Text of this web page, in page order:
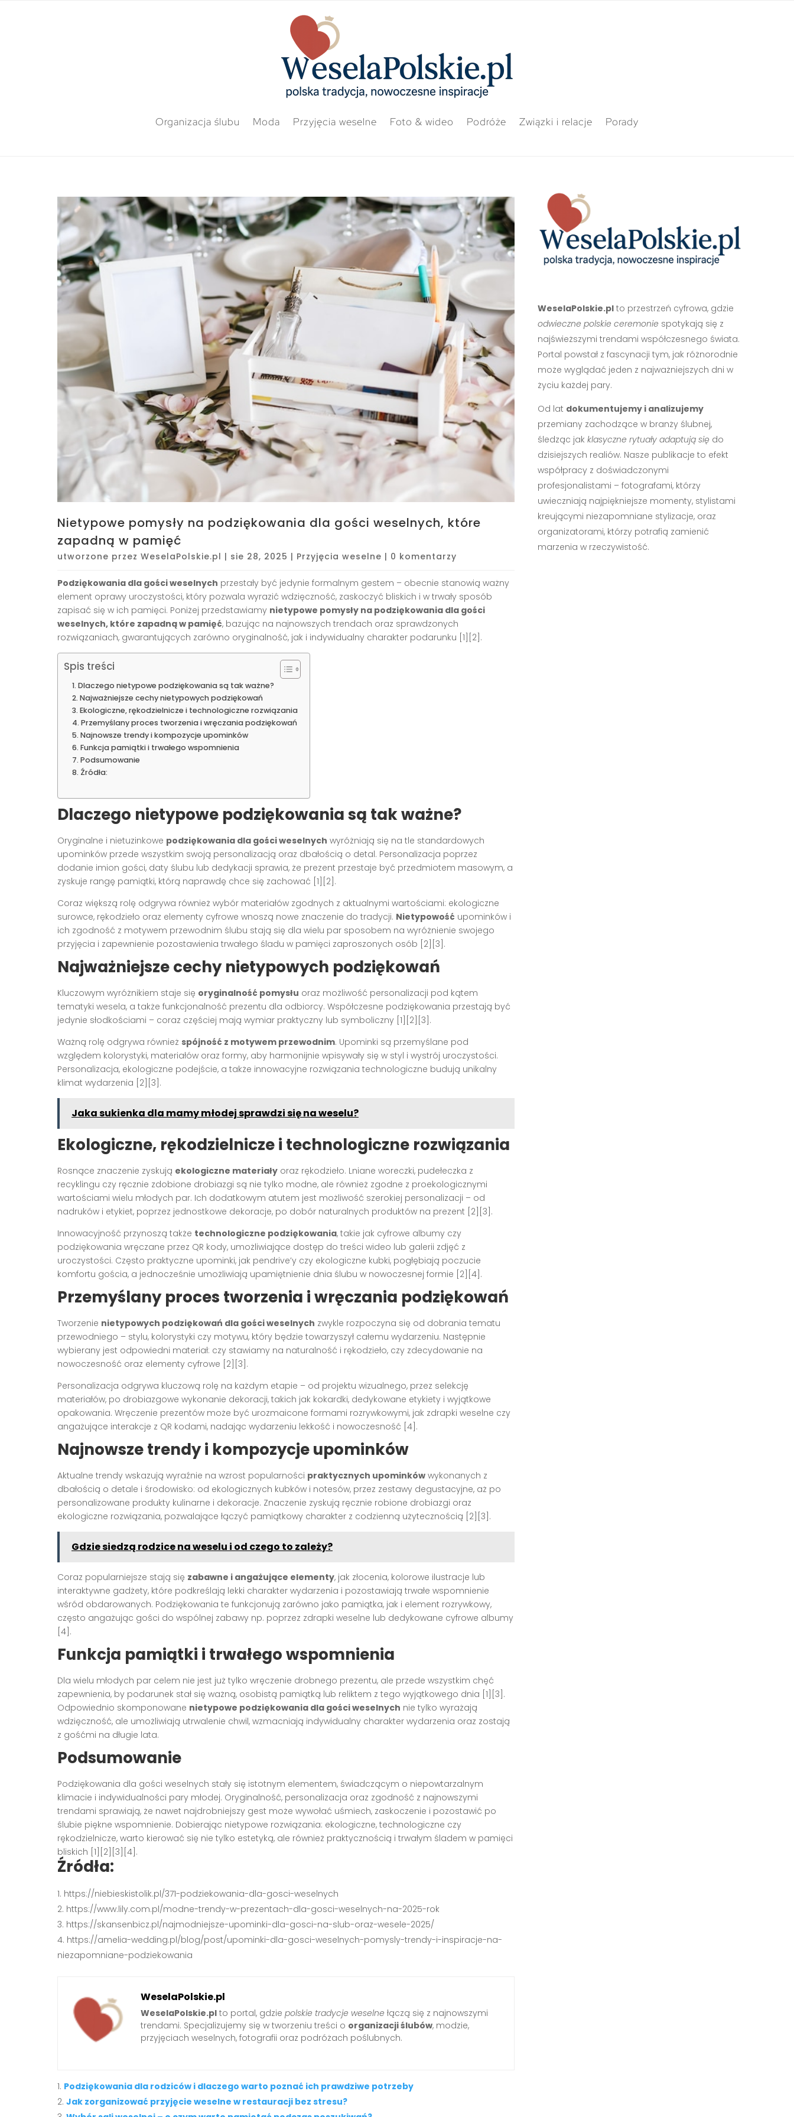
Organizacja ślubu Moda Przyjęcia weselne Foto & wideo Podróże Związki i relacje Porady
Nietypowe pomysły na podziękowania dla gości weselnych, które
zapadną w pamięć
utworzone przez WeselaPolskie.pl | sie 28, 2025 | Przyjęcia weselne | 0 komentarzy
Podziękowania dla gości weselnych przestały być jedynie formalnym gestem – obecnie stanowią ważny
element oprawy uroczystości, który pozwala wyrazić wdzięczność, zaskoczyć bliskich i w trwały sposób
zapisać się w ich pamięci. Poniżej przedstawiamy nietypowe pomysły na podziękowania dla gości
weselnych, które zapadną w pamięć, bazując na najnowszych trendach oraz sprawdzonych
rozwiązaniach, gwarantujących zarówno oryginalność, jak i indywidualny charakter podarunku [1][2] .
Spis treści
Dlaczego nietypowe podziękowania są tak ważne?
Najważniejsze cechy nietypowych podziękowań
Ekologiczne, rękodzielnicze i technologiczne rozwiązania
Przemyślany proces tworzenia i wręczania podziękowań
Najnowsze trendy i kompozycje upominków
Funkcja pamiątki i trwałego wspomnienia
Podsumowanie
Źródła:
Dlaczego nietypowe podziękowania są tak ważne?
Oryginalne i nietuzinkowe podziękowania dla gości weselnych wyróżniają się na tle standardowych
upominków przede wszystkim swoją personalizacją oraz dbałością o detal. Personalizacja poprzez
dodanie imion gości, daty ślubu lub dedykacji sprawia, że prezent przestaje być przedmiotem masowym, a
zyskuje rangę pamiątki, którą naprawdę chce się zachować [1][2] .
Coraz większą rolę odgrywa również wybór materiałów zgodnych z aktualnymi wartościami: ekologiczne
surowce, rękodzieło oraz elementy cyfrowe wnoszą nowe znaczenie do tradycji. Nietypowość upominków i
ich zgodność z motywem przewodnim ślubu stają się dla wielu par sposobem na wyróżnienie swojego
przyjęcia i zapewnienie pozostawienia trwałego śladu w pamięci zaproszonych osób [2][3] .
Najważniejsze cechy nietypowych podziękowań
Kluczowym wyróżnikiem staje się oryginalność pomysłu oraz możliwość personalizacji pod kątem
tematyki wesela, a także funkcjonalność prezentu dla odbiorcy. Współczesne podziękowania przestają być
jedynie słodkościami – coraz częściej mają wymiar praktyczny lub symboliczny [1][2][3] .
Ważną rolę odgrywa również spójność z motywem przewodnim. Upominki są przemyślane pod
względem kolorystyki, materiałów oraz formy, aby harmonijnie wpisywały się w styl i wystrój uroczystości.
Personalizacja, ekologiczne podejście, a także innowacyjne rozwiązania technologiczne budują unikalny
klimat wydarzenia [2][3] .
Jaka sukienka dla mamy młodej sprawdzi się na weselu?
Ekologiczne, rękodzielnicze i technologiczne rozwiązania
Rosnące znaczenie zyskują ekologiczne materiały oraz rękodzieło. Lniane woreczki, pudełeczka z
recyklingu czy ręcznie zdobione drobiazgi są nie tylko modne, ale również zgodne z proekologicznymi
wartościami wielu młodych par. Ich dodatkowym atutem jest możliwość szerokiej personalizacji – od
nadruków i etykiet, poprzez jednostkowe dekoracje, po dobór naturalnych produktów na prezent [2][3] .
Innowacyjność przynoszą także technologiczne podziękowania, takie jak cyfrowe albumy czy
podziękowania wręczane przez QR kody, umożliwiające dostęp do treści wideo lub galerii zdjęć z
uroczystości. Często praktyczne upominki, jak pendrive’y czy ekologiczne kubki, pogłębiają poczucie
komfortu gościa, a jednocześnie umożliwiają upamiętnienie dnia ślubu w nowoczesnej formie [2][4] .
Przemyślany proces tworzenia i wręczania podziękowań
Tworzenie nietypowych podziękowań dla gości weselnych zwykle rozpoczyna się od dobrania tematu
przewodniego – stylu, kolorystyki czy motywu, który będzie towarzyszył całemu wydarzeniu. Następnie
wybierany jest odpowiedni materiał: czy stawiamy na naturalność i rękodzieło, czy zdecydowanie na
nowoczesność oraz elementy cyfrowe [2][3] .
Personalizacja odgrywa kluczową rolę na każdym etapie – od projektu wizualnego, przez selekcję
materiałów, po drobiazgowe wykonanie dekoracji, takich jak kokardki, dedykowane etykiety i wyjątkowe
opakowania. Wręczenie prezentów może być urozmaicone formami rozrywkowymi, jak zdrapki weselne czy
angażujące interakcje z QR kodami, nadając wydarzeniu lekkość i nowoczesność [4] .
Najnowsze trendy i kompozycje upominków
Aktualne trendy wskazują wyraźnie na wzrost popularności praktycznych upominków wykonanych z
dbałością o detale i środowisko: od ekologicznych kubków i notesów, przez zestawy degustacyjne, aż po
personalizowane produkty kulinarne i dekoracje. Znaczenie zyskują ręcznie robione drobiazgi oraz
ekologiczne rozwiązania, pozwalające łączyć pamiątkowy charakter z codzienną użytecznością [2][3] .
Gdzie siedzą rodzice na weselu i od czego to zależy?
Coraz popularniejsze stają się zabawne i angażujące elementy, jak złocenia, kolorowe ilustracje lub
interaktywne gadżety, które podkreślają lekki charakter wydarzenia i pozostawiają trwałe wspomnienie
wśród obdarowanych. Podziękowania te funkcjonują zarówno jako pamiątka, jak i element rozrywkowy,
często angażując gości do wspólnej zabawy np. poprzez zdrapki weselne lub dedykowane cyfrowe albumy
[4] .
Funkcja pamiątki i trwałego wspomnienia
Dla wielu młodych par celem nie jest już tylko wręczenie drobnego prezentu, ale przede wszystkim chęć
zapewnienia, by podarunek stał się ważną, osobistą pamiątką lub reliktem z tego wyjątkowego dnia [1][3] .
Odpowiednio skomponowane nietypowe podziękowania dla gości weselnych nie tylko wyrażają
wdzięczność, ale umożliwiają utrwalenie chwil, wzmacniają indywidualny charakter wydarzenia oraz zostają
z gośćmi na długie lata.
Podsumowanie
Podziękowania dla gości weselnych stały się istotnym elementem, świadczącym o niepowtarzalnym
klimacie i indywidualności pary młodej. Oryginalność, personalizacja oraz zgodność z najnowszymi
trendami sprawiają, że nawet najdrobniejszy gest może wywołać uśmiech, zaskoczenie i pozostawić po
ślubie piękne wspomnienie. Dobierając nietypowe rozwiązania: ekologiczne, technologiczne czy
rękodzielnicze, warto kierować się nie tylko estetyką, ale również praktycznością i trwałym śladem w pamięci
bliskich [1][2][3][4] .
Źródła:
https://niebieskistolik.pl/371-podziekowania-dla-gosci-weselnych
https://www.lily.com.pl/modne-trendy-w-prezentach-dla-gosci-weselnych-na-2025-rok
https://skansenbicz.pl/najmodniejsze-upominki-dla-gosci-na-slub-oraz-wesele-2025/
https://amelia-wedding.pl/blog/post/upominki-dla-gosci-weselnych-pomysly-trendy-i-inspiracje-na-
niezapomniane-podziekowania
WeselaPolskie.pl
WeselaPolskie.pl to portal, gdzie polskie tradycje weselne łączą się z najnowszymi
trendami. Specjalizujemy się w tworzeniu treści o organizacji ślubów, modzie,
przyjęciach weselnych, fotografii oraz podróżach poślubnych.
Podziękowania dla rodziców i dlaczego warto poznać ich prawdziwe potrzeby
Jak zorganizować przyjęcie weselne w restauracji bez stresu?
WeselaPolskie.plto przestrzeń cyfrowa, gdzie
odwieczne polskie ceremonie spotykają się z
najświeższymi trendami współczesnego świata.
Portal powstał z fascynacji tym, jak różnorodnie
może wyglądać jeden z najważniejszych dni w
życiu każdej pary.
Od lat dokumentujemy i analizujemy
przemiany zachodzące w branży ślubnej,
śledząc jak klasyczne rytuały adaptują się do
dzisiejszych realiów. Nasze publikacje to efekt
współpracy z doświadczonymi
profesjonalistami – fotografami, którzy
uwieczniają najpiękniejsze momenty, stylistami
kreującymi niezapomniane stylizacje, oraz
organizatorami, którzy potrafią zamienić
marzenia w rzeczywistość.